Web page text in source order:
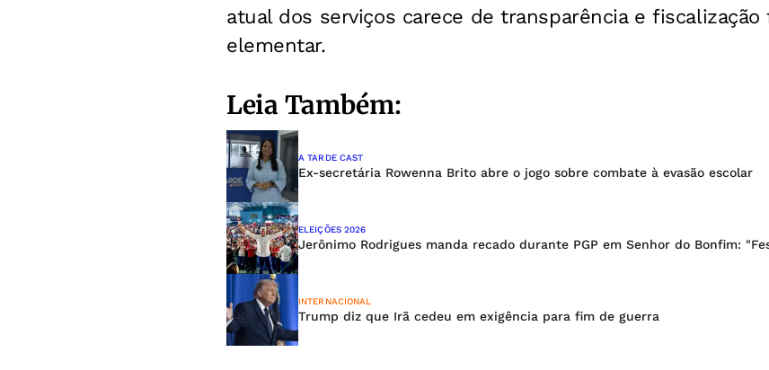
atual dos serviços carece de transparência e fiscalização
elementar.
Leia Também:
A TARDE CAST
Ex-secretária Rowenna Brito abre o jogo sobre combate à evasão escolar
ELEIÇÕES 2026
Jerônimo Rodrigues manda recado durante PGP em Senhor do Bonfim:
INTERNACIONAL
Trump diz que Irã cedeu em exigência para fim de guerra